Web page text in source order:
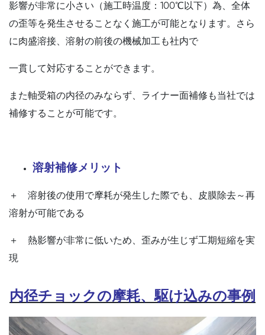
影響が非常に小さい（施工時温度：100℃以下）為、全体
の歪等を発生させることなく施工が可能となります。さら
に肉盛溶接、溶射の前後の機械加工も社内で
一貫して対応することができます。
また軸受箱の内径のみならず、ライナー面補修も当社では
補修することが可能です。
溶射補修メリット
＋ 溶射後の使用で摩耗が発生した際でも、皮膜除去～再
溶射が可能である
＋ 熱影響が非常に低いため、歪みが生じず工期短縮を実
現
内径チョックの摩耗、駆け込みの事例